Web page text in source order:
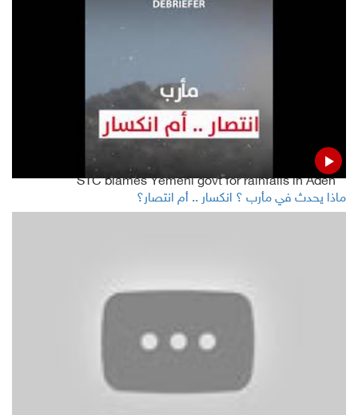
Joint forces shoot down Houthi drone in Hodeidah
Read Also
STC blames Yemeni govt for rainfalls in Aden
Griffiths urges Yemeni rivals to stop fighting, focus on
US to prepare 'substantial' aid to help Yemen fight
ماذا يحدث في مأرب ؟ انكسار .. أم انتصار؟